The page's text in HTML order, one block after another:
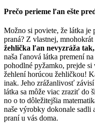
Prečo perieme ľan ešte
Možno si poviete, že látka je
praná? Z vlastnej,
žehlička ľan nevyzráža
naša ľanová látka premení
pohodlné pyžamko, prejde
žehlení horúcou žehličkou!
inak. Jeho zrážanlivosť
látka sa môže viac zraziť do
no o to dôležitejšia
naše výrobky dokonale sadli
praní u vás doma.